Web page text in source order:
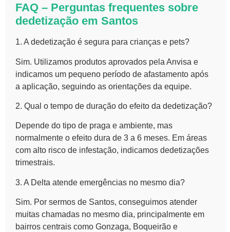
FAQ – Perguntas frequentes sobre
dedetização em Santos
1. A dedetização é segura para crianças e pets?
Sim. Utilizamos produtos aprovados pela Anvisa e
indicamos um pequeno período de afastamento após
a aplicação, seguindo as orientações da equipe.
2. Qual o tempo de duração do efeito da dedetização?
Depende do tipo de praga e ambiente, mas
normalmente o efeito dura de 3 a 6 meses. Em áreas
com alto risco de infestação, indicamos dedetizações
trimestrais.
3. A Delta atende emergências no mesmo dia?
Sim. Por sermos de Santos, conseguimos atender
muitas chamadas no mesmo dia, principalmente em
bairros centrais como Gonzaga, Boqueirão e